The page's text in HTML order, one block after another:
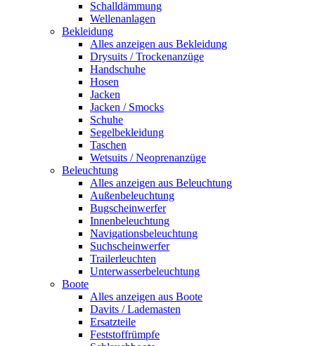
Schalldämmung
Wellenanlagen
Bekleidung
Alles anzeigen aus Bekleidung
Drysuits / Trockenanzüge
Handschuhe
Hosen
Jacken
Jacken / Smocks
Schuhe
Segelbekleidung
Taschen
Wetsuits / Neoprenanzüge
Beleuchtung
Alles anzeigen aus Beleuchtung
Außenbeleuchtung
Bugscheinwerfer
Innenbeleuchtung
Navigationsbeleuchtung
Suchscheinwerfer
Trailerleuchten
Unterwasserbeleuchtung
Boote
Alles anzeigen aus Boote
Davits / Lademasten
Ersatzteile
Feststoffrümpfe